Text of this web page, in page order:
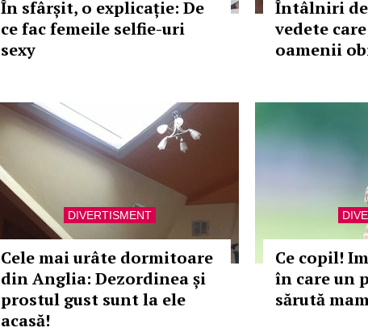
În sfârșit, o explicație: De
ce fac femeile selfie-uri
sexy
Întâlniri de
vedete
oamenii
DIVERTISMENT
Cele mai urâte dormitoare
din Anglia: Dezordinea și
prostul gust sunt la ele
acasă!
Ce copil!
în care un
sărută